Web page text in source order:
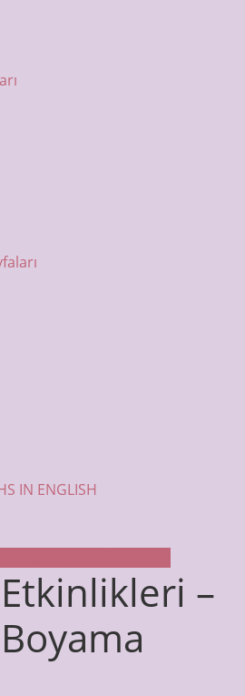
IN ENGLISH
–